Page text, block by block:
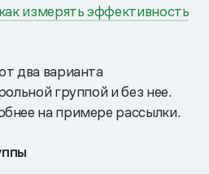
измерять эффективность
два варианта
группой и без нее.
на примере рассылки.